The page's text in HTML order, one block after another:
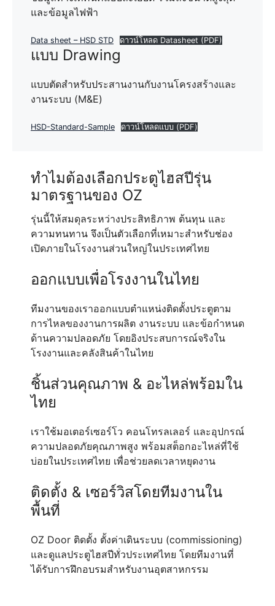
และข้อมูลไฟฟ้า
Data sheet – HSD STD ดาวน์โหลด Datasheet (PDF)
แบบ Drawing
แบบตัดสำหรับประสานงานกับงานโครงสร้างและ
งานระบบ (M&E)
HSD-Standard-Sample ดาวน์โหลดแบบ (PDF)
ทำไมต้องเลือกประตูไฮสปีรุ่น
มาตรฐานของ OZ
รุ่นนี้ให้สมดุลระหว่างประสิทธิภาพ ต้นทุน และ
ความทนทาน จึงเป็นตัวเลือกที่เหมาะสำหรับช่อง
เปิดภายในโรงงานส่วนใหญ่ในประเทศไทย
ออกแบบเพื่อโรงงานในไทย
ทีมงานของเราออกแบบตำแหน่งติดตั้งประตูตาม
การไหลของงานการผลิต งานระบบ และข้อกำหนด
ด้านความปลอดภัย โดยอิงประสบการณ์จริงใน
โรงงานและคลังสินค้าในไทย
ชิ้นส่วนคุณภาพ & อะไหล่พร้อมใน
ไทย
เราใช้มอเตอร์เซอร์โว คอนโทรลเลอร์ และอุปกรณ์
ความปลอดภัยคุณภาพสูง พร้อมสต็อกอะไหล่ที่ใช้
บ่อยในประเทศไทย เพื่อช่วยลดเวลาหยุดงาน
ติดตั้ง & เซอร์วิสโดยทีมงานใน
พื้นที่
OZ Door ติดตั้ง ตั้งค่าเดินระบบ (commissioning)
และดูแลประตูไฮสปีทั่วประเทศไทย โดยทีมงานที่
ได้รับการฝึกอบรมสำหรับงานอุตสาหกรรม